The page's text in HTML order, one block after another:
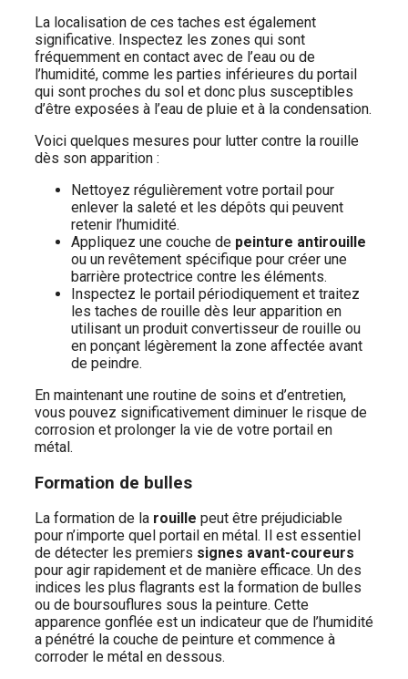
La localisation de ces taches est également
significative. Inspectez les zones qui sont
fréquemment en contact avec de l’eau ou de
l’humidité, comme les parties inférieures du portail
qui sont proches du sol et donc plus susceptibles
d’être exposées à l’eau de pluie et à la condensation.
Voici quelques mesures pour lutter contre la rouille
dès son apparition :
Nettoyez régulièrement votre portail pour
enlever la saleté et les dépôts qui peuvent
retenir l’humidité.
Appliquez une couche de peinture antirouille
ou un revêtement spécifique pour créer une
barrière protectrice contre les éléments.
Inspectez le portail périodiquement et traitez
les taches de rouille dès leur apparition en
utilisant un produit convertisseur de rouille ou
en ponçant légèrement la zone affectée avant
de peindre.
En maintenant une routine de soins et d’entretien,
vous pouvez significativement diminuer le risque de
corrosion et prolonger la vie de votre portail en
métal.
Formation de bulles
La formation de la rouille peut être préjudiciable
pour n’importe quel portail en métal. Il est essentiel
de détecter les premiers signes avant-coureurs
pour agir rapidement et de manière efficace. Un des
indices les plus flagrants est la formation de bulles
ou de boursouflures sous la peinture. Cette
apparence gonflée est un indicateur que de l’humidité
a pénétré la couche de peinture et commence à
corroder le métal en dessous.